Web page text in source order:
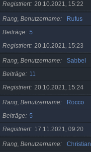
Registriert 20.10.2021, 15:22
Rang, Benutzername
Rufus
Beiträge 5
Registriert 20.10.2021, 15:23
Rang, Benutzername
Sabbel
Beiträge
11
Registriert 20.10.2021, 15:24
Rang, Benutzername
Rocco
Beiträge 5
Registriert
17.11.2021, 09:20
Rang, Benutzername
Christian